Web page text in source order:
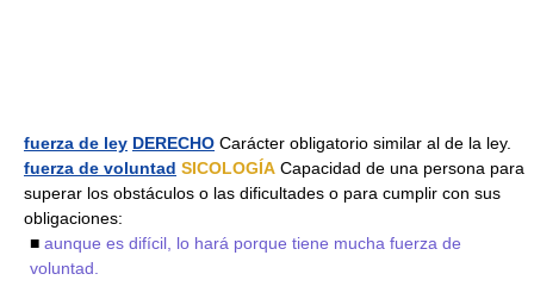
fuerza de ley DERECHO Carácter obligatorio similar al de la ley.
fuerza de voluntad SICOLOGÍA Capacidad de una persona para
superar los obstáculos o las dificultades o para cumplir con sus
obligaciones:
■ aunque es difícil, lo hará porque tiene mucha fuerza de
voluntad.